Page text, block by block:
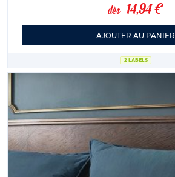
2 LABELS
dès 14,94 €
AJOUTER AU PANIER